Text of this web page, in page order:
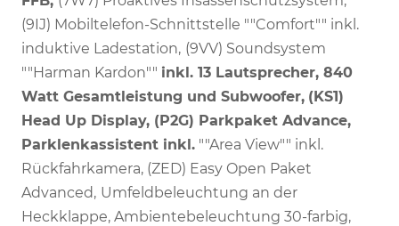
(9IJ) Mobiltelefon-Schnittstelle ""Comfort"" inkl.
induktive Ladestation, (9VV) Soundsystem
""Harman Kardon"" inkl. 13 Lautsprecher, 840
Watt Gesamtleistung und Subwoofer, (KS1)
Head Up Display, (P2G) Parkpaket Advance,
Parklenkassistent inkl. ""Area View"" inkl.
Rückfahrkamera, (ZED) Easy Open Paket
Advanced, Umfeldbeleuchtung an der
Heckklappe, Ambientebeleuchtung 30-farbig,